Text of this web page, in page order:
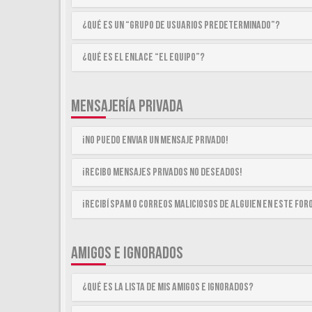
¿Qué es un “Grupo de Usuarios predeterminado”?
¿Qué es el enlace “El equipo”?
MENSAJERÍA PRIVADA
¡No puedo enviar un mensaje privado!
¡Recibo mensajes privados no deseados!
¡Recibí spam o correos maliciosos de alguien en este
AMIGOS E IGNORADOS
¿Qué es la lista de Mis Amigos e Ignorados?